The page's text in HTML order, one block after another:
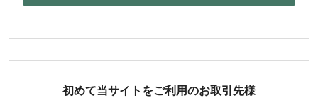
初めて当サイトをご利用のお取引先様